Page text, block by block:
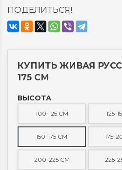
ПОДЕЛИТЬСЯ!
КУПИТЬ ЖИВАЯ
175 СМ
ВЫСОТА
100-125 СМ 125-
150-175 СМ 175-
200-225 СМ 225-